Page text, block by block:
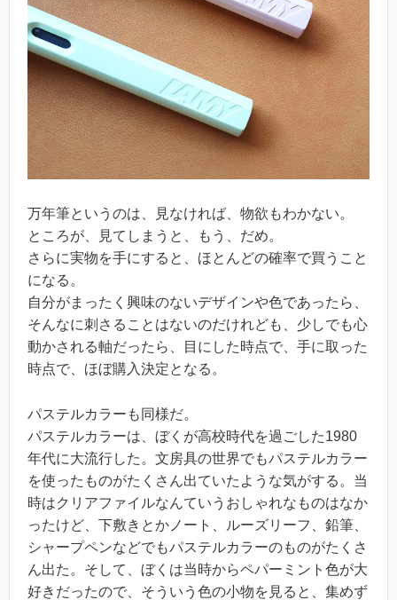
万年筆というのは、見なければ、物欲もわかない。
ところが、見てしまうと、もう、だめ。
さらに実物を手にすると、ほとんどの確率で買うこと
になる。
自分がまったく興味のないデザインや色であったら、
そんなに刺さることはないのだけれども、少しでも心
動かされる軸だったら、目にした時点で、手に取った
時点で、ほぼ購入決定となる。
パステルカラーも同様だ。
パステルカラーは、ぼくが高校時代を過ごした1980
年代に大流行した。文房具の世界でもパステルカラー
を使ったものがたくさん出ていたような気がする。当
時はクリアファイルなんていうおしゃれなものはなか
ったけど、下敷きとかノート、ルーズリーフ、鉛筆、
シャープペンなどでもパステルカラーのものがたくさ
ん出た。そして、ぼくは当時からペパーミント色が大
好きだったので、そういう色の小物を見ると、集めず